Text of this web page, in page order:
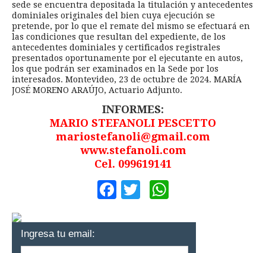
sede se encuentra depositada la titulación y antecedentes
dominiales originales del bien cuya ejecución se
pretende, por lo que el remate del mismo se efectuará en
las condiciones que resultan del expediente, de los
antecedentes dominiales y certificados registrales
presentados oportunamente por el ejecutante en autos,
los que podrán ser examinados en la Sede por los
interesados. Montevideo, 23 de octubre de 2024. MARÍA
JOSÉ MORENO ARAÚJO, Actuario Adjunto.
INFORMES:
MARIO STEFANOLI PESCETTO
mariostefanoli@gmail.com
www.stefanoli.com
Cel. 099619141
Facebook
Twitter
Ingresa tu email: